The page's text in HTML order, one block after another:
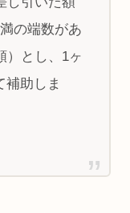
の端数があ
）とし、1ヶ
補助しま